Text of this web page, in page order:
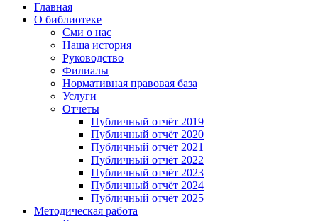
Главная
О библиотеке
Сми о нас
Наша история
Руководство
Филиалы
Нормативная правовая база
Услуги
Отчеты
Публичный отчёт 2019
Публичный отчёт 2020
Публичный отчёт 2021
Публичный отчёт 2022
Публичный отчёт 2023
Публичный отчёт 2024
Публичный отчёт 2025
Методическая работа